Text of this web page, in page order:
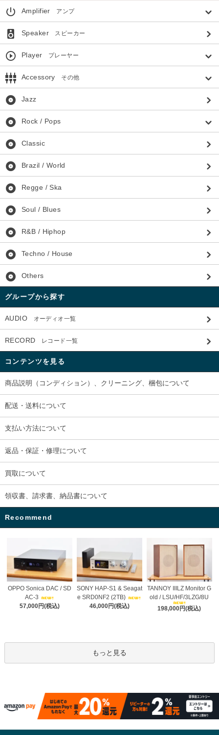
power_settings_new Amplifier アンプ
speaker Speakerスピーカー
play_circle_outline Player プレーヤー
settings_input_component Accessory その他
album Jazz
album Rock / Pops
album Classic
album Brazil / World
album Regge / Ska
album Soul / Blues
album R&B / Hiphop
album Techno / House
album Others
グループから探す
AUDIO オーディオ一覧
RECORD レコード一覧
コンテンツを見る
商品説明（コンディション）、クリーニング、梱包について
配送・送料について
支払い方法について
返品・保証・修理について
買取について
領収書、請求書、納品書について
Recommend
OPPO Sonica DAC / SD
AC-3
57,000円(税込)
SONY HAP-S1 & Seagat
e SRD0NF2 (2TB)
46,000円(税込)
TANNOY IIILZ Monitor G
old / LSU/HF/3LZG/8U
198,000円(税込)
もっと見る